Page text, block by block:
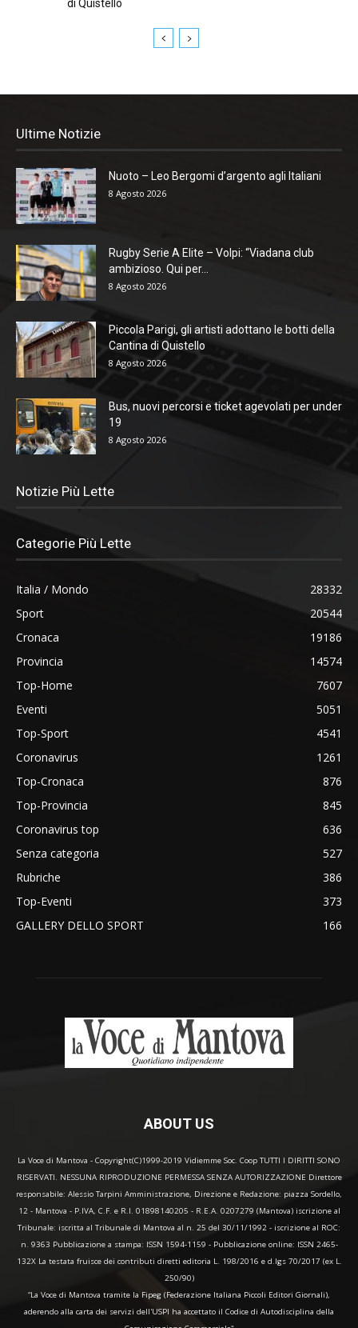
di Quistello
Ultime Notizie
Nuoto – Leo Bergomi d’argento agli Italiani
8 Agosto 2026
Rugby Serie A Elite – Volpi: “Viadana club
ambizioso. Qui per...
8 Agosto 2026
Piccola Parigi, gli artisti adottano le botti della
Cantina di Quistello
8 Agosto 2026
Bus, nuovi percorsi e ticket agevolati per under
19
8 Agosto 2026
Notizie Più Lette
Categorie Più Lette
Italia / Mondo
28332
Sport
20544
Cronaca
19186
Provincia
14574
Top-Home
7607
Eventi
5051
Top-Sport
4541
Coronavirus
1261
Top-Cronaca
876
Top-Provincia
845
Coronavirus top
636
Senza categoria
527
Rubriche
386
Top-Eventi
373
GALLERY DELLO SPORT
166
ABOUT US
La Voce di Mantova - Copyright(C)1999-2019 Vidiemme Soc. Coop TUTTI I DIRITTI SONO
RISERVATI. NESSUNA RIPRODUZIONE PERMESSA SENZA AUTORIZZAZIONE Direttore
responsabile: Alessio Tarpini Amministrazione, Direzione e Redazione: piazza Sordello,
12 - Mantova - P.IVA, C.F. e R.I. 01898140205 - R.E.A. 0207279 (Mantova) iscrizione al
Tribunale: iscritta al Tribunale di Mantova al n. 25 del 30/11/1992 - iscrizione al ROC:
n. 9363 Pubblicazione a stampa: ISSN 1594-1159 - Pubblicazione online: ISSN 2465-
132X La testata fruisce dei contributi diretti editoria L. 198/2016 e d.lgs 70/2017 (ex L.
250/90)
“La Voce di Mantova tramite la Fipeg (Federazione Italiana Piccoli Editori Giornali),
aderendo alla carta dei servizi dell'USPI ha accettato il Codice di Autodisciplina della